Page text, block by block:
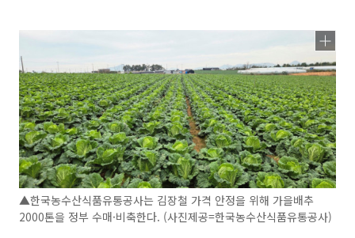
▲한국농수산식품유통공사는 김장철 가격 안정을 위해 가을배추
2000톤을 정부 수매·비축한다. (사진제공=한국농수산식품유통공사)